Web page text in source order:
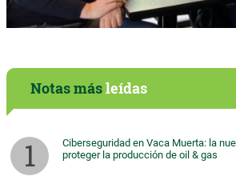
Notas másleídas
Ciberseguridad en Vaca Muerta: la
proteger la producción de oil & gas